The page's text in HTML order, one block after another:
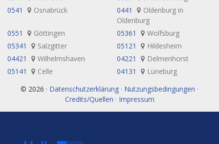
0541
Osnabrück 0441
Oldenburg in
Oldenburg
0551
Göttingen 05361
Wolfsburg
05341
Salzgitter 05121
Hildesheim
04421
Wilhelmshaven 04221
Delmenhorst
05141
Celle 04131
Lüneburg
© 2026 · Datenschutzerklärung · Nutzungsbedingungen ·
Credits/Quellen · Impressum